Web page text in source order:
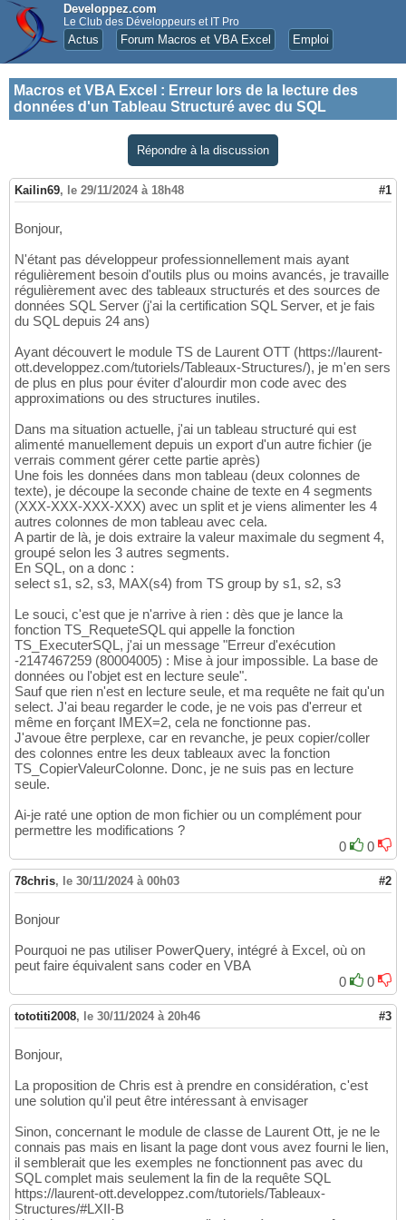
Developpez.com
Le Club des Développeurs et IT Pro
Actus Forum Macros et VBA Excel Emploi
Macros et VBA Excel : Erreur lors de la lecture des
données d'un Tableau Structuré avec du SQL
Répondre à la discussion
Kailin69, le 29/11/2024 à 18h48 #1
Bonjour,
N'étant pas développeur professionnellement mais ayant
régulièrement besoin d'outils plus ou moins avancés, je travaille
régulièrement avec des tableaux structurés et des sources de
données SQL Server (j'ai la certification SQL Server, et je fais
du SQL depuis 24 ans)
Ayant découvert le module TS de Laurent OTT (https://laurent-
ott.developpez.com/tutoriels/Tableaux-Structures/), je m'en sers
de plus en plus pour éviter d'alourdir mon code avec des
approximations ou des structures inutiles.
Dans ma situation actuelle, j'ai un tableau structuré qui est
alimenté manuellement depuis un export d'un autre fichier (je
verrais comment gérer cette partie après)
Une fois les données dans mon tableau (deux colonnes de
texte), je découpe la seconde chaine de texte en 4 segments
(XXX-XXX-XXX-XXX) avec un split et je viens alimenter les 4
autres colonnes de mon tableau avec cela.
A partir de là, je dois extraire la valeur maximale du segment 4,
groupé selon les 3 autres segments.
En SQL, on a donc :
select s1, s2, s3, MAX(s4) from TS group by s1, s2, s3
Le souci, c'est que je n'arrive à rien : dès que je lance la
fonction TS_RequeteSQL qui appelle la fonction
TS_ExecuterSQL, j'ai un message "Erreur d'exécution
-2147467259 (80004005) : Mise à jour impossible. La base de
données ou l'objet est en lecture seule".
Sauf que rien n'est en lecture seule, et ma requête ne fait qu'un
select. J'ai beau regarder le code, je ne vois pas d'erreur et
même en forçant IMEX=2, cela ne fonctionne pas.
J'avoue être perplexe, car en revanche, je peux copier/coller
des colonnes entre les deux tableaux avec la fonction
TS_CopierValeurColonne. Donc, je ne suis pas en lecture
seule.
Ai-je raté une option de mon fichier ou un complément pour
permettre les modifications ?
0
0
78chris, le 30/11/2024 à 00h03 #2
Bonjour
Pourquoi ne pas utiliser PowerQuery, intégré à Excel, où on
peut faire équivalent sans coder en VBA
0
0
tototiti2008, le 30/11/2024 à 20h46 #3
Bonjour,
La proposition de Chris est à prendre en considération, c'est
une solution qu'il peut être intéressant à envisager
Sinon, concernant le module de classe de Laurent Ott, je ne le
connais pas mais en lisant la page dont vous avez fourni le lien,
il semblerait que les exemples ne fonctionnent pas avec du
SQL complet mais seulement la fin de la requête SQL
https://laurent-ott.developpez.com/tutoriels/Tableaux-
Structures/#LXII-B